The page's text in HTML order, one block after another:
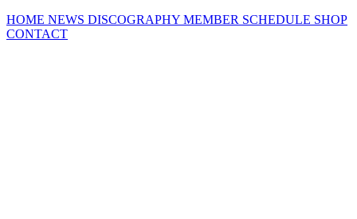
HOME NEWS DISCOGRAPHY MEMBER SCHEDULE SHOP
CONTACT